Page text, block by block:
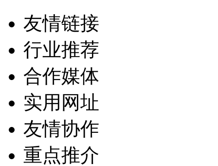
友情链接
行业推荐
合作媒体
实用网址
友情协作
重点推介